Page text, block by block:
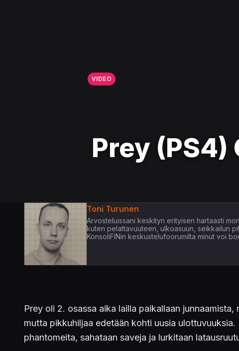
VIDEO
Prey (PS4)
Toni Turunen
Arvosteluissani keskityn erityisen hartaasti
kuten pelattavuuteen, ulkoasuun, seikkailun
KonsoliFINin keskustelufoorumilta minut voi
Prey oli 2. osassa aika lailla paikallaan
mutta pikkuhiljaa edetään kohti uusia
phantomeita, sahataan saveja ja lurkitaan